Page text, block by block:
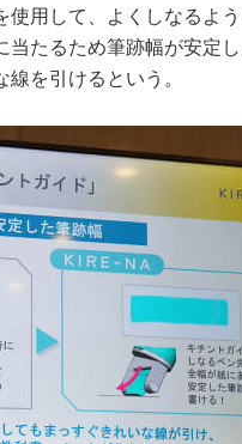
使用して、よくしなるよ
たるため筆跡幅が安定
を引けるという。